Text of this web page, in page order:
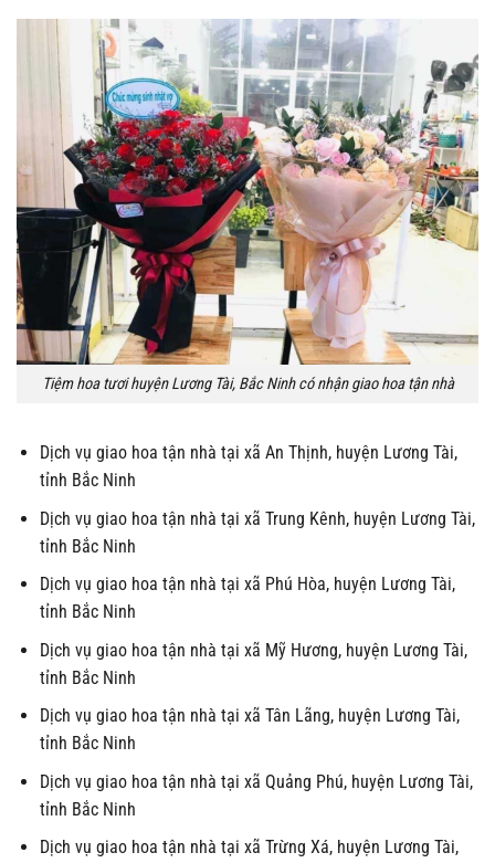
Tiệm hoa tươi huyện Lương Tài, Bắc Ninh có nhận giao hoa tận nhà
Dịch vụ giao hoa tận nhà tại xã An Thịnh, huyện Lương Tài,
tỉnh Bắc Ninh
Dịch vụ giao hoa tận nhà tại xã Trung Kênh, huyện Lương Tài,
tỉnh Bắc Ninh
Dịch vụ giao hoa tận nhà tại xã Phú Hòa, huyện Lương Tài,
tỉnh Bắc Ninh
Dịch vụ giao hoa tận nhà tại xã Mỹ Hương, huyện Lương Tài,
tỉnh Bắc Ninh
Dịch vụ giao hoa tận nhà tại xã Tân Lãng, huyện Lương Tài,
tỉnh Bắc Ninh
Dịch vụ giao hoa tận nhà tại xã Quảng Phú, huyện Lương Tài,
tỉnh Bắc Ninh
Dịch vụ giao hoa tận nhà tại xã Trừng Xá, huyện Lương Tài,